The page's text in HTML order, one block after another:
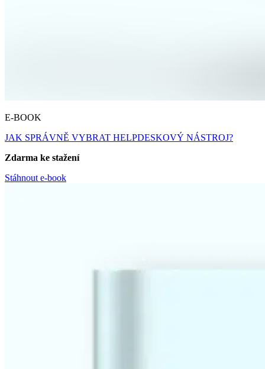
E-BOOK
JAK SPRÁVNĚ VYBRAT HELPDESKOVÝ NÁSTROJ?
Zdarma ke stažení
Stáhnout e-book